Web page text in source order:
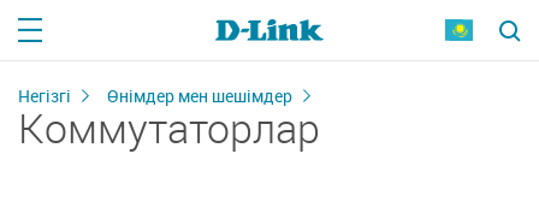
Негізгі Өнімдер мен шешімдер
Коммутаторлар